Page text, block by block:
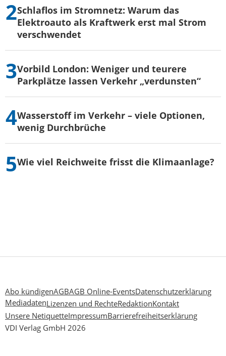
Schlaflos im Stromnetz: Warum das
Elektroauto als Kraftwerk erst mal Strom
verschwendet
Vorbild London: Weniger und teurere
Parkplätze lassen Verkehr „verdunsten“
Wasserstoff im Verkehr – viele Optionen,
wenig Durchbrüche
Wie viel Reichweite frisst die Klimaanlage?
Abo kündigenAGBAGB Online-EventsDatenschutzerklärung
MediadatenLizenzen und RechteRedaktionKontakt
Unsere NetiquetteImpressumBarrierefreiheitserklärung
VDI Verlag GmbH 2026